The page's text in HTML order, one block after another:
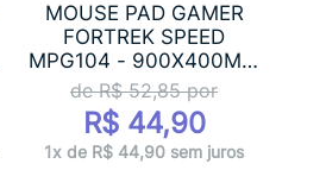
MOUSE PAD GAMER
FORTREK SPEED
MPG104 - 900X400MM
...
de R$52,85por
R$ 44,90
1x de R$ 44,90 sem juros